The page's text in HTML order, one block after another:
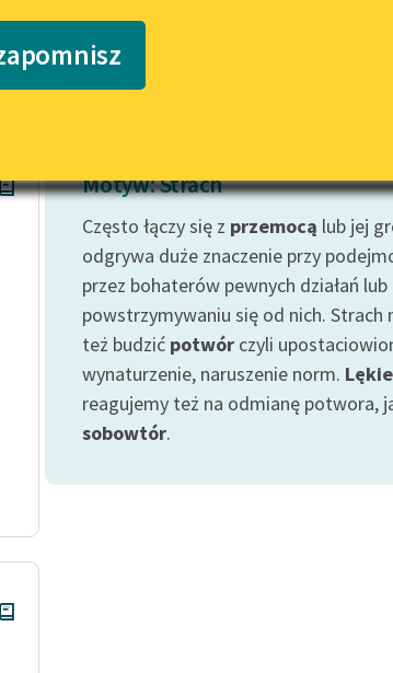
Katalog
Katalog w formacie PDF
wrażliwych
Deklaracja
Motyw: Strach
Często łączy się z przemocą lub jej
odgrywa duże znaczenie przy
przez bohaterów pewnych działań lub
powstrzymywaniu się od nich. Strach
też budzić potwór czyli
wynaturzenie, naruszenie norm.
reagujemy też na odmianę potwora,
sobowtór.